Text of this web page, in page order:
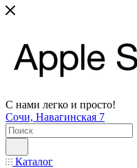
С нами легко и просто!
Сочи, Навагинская 7
Каталог